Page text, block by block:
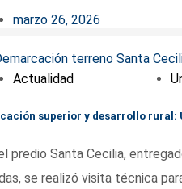
marzo 26, 2026
Actualidad
superior y desarrollo rural:
predio Santa Cecilia,
se realizó visita técnica